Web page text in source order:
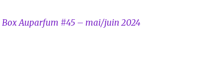
Box Auparfum #45 – mai/juin 2024